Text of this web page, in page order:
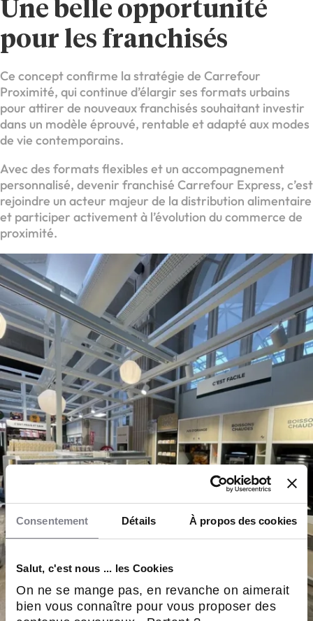
Consentement Détails À propos des cookies
Salut, c'est nous ... les Cookies
On ne se mange pas, en revanche on aimerait
bien vous connaître pour vous proposer des
Une belle opportunité
pour les franchisés
Ce concept confirme la stratégie de Carrefour
Proximité, qui continue d’élargir ses formats urbains
pour attirer de nouveaux franchisés souhaitant investir
dans un modèle éprouvé, rentable et adapté aux modes
de vie contemporains.
Avec des formats flexibles et un accompagnement
personnalisé, devenir franchisé Carrefour Express, c’est
rejoindre un acteur majeur de la distribution alimentaire
et participer activement à l’évolution du commerce de
proximité.